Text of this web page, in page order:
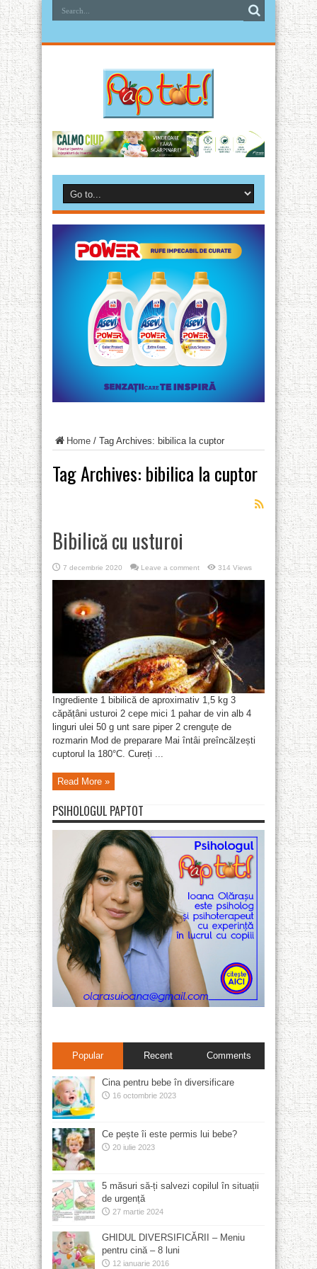
Home / Tag Archives: bibilica la cuptor
Tag Archives: bibilica la cuptor
Bibilică cu usturoi
7 decembrie 2020 Leave a comment 314 Views
Ingrediente 1 bibilică de aproximativ 1,5 kg 3
căpățâni usturoi 2 cepe mici 1 pahar de vin alb 4
linguri ulei 50 g unt sare piper 2 crenguțe de
rozmarin Mod de preparare Mai întâi preîncălzești
cuptorul la 180°C. Cureți ...
Read More »
PSIHOLOGUL PAPTOT
Popular Recent Comments
Cina pentru bebe în diversificare
16 octombrie 2023
Ce pește îi este permis lui bebe?
20 iulie 2023
5 măsuri să-ți salvezi copilul în situații
de urgență
27 martie 2024
GHIDUL DIVERSIFICĂRII – Meniu
pentru cină – 8 luni
12 ianuarie 2016